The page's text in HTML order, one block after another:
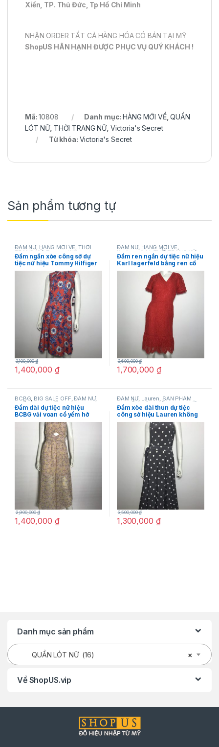
Xiển, TP. Thủ Đức, Tp Hồ Chí Minh
NHẬN ORDER TẤT CẢ HÀNG HÓA CÓ BÁN TẠI MỸ
ShopUS HÂN HẠNH ĐƯỢC PHỤC VỤ QUÝ KHÁCH !
Mã:10808 Danh mục:HÀNG MỚI VỀ,QUẦN
LÓT NỮ, THỜI TRANG NỮ, Victoria's Secret
Từ khóa: Victoria's Secret
Sản phẩm tương tự
ĐẦM NỮ, HÀNG MỚI VỀ,THỜI
TRANG NỮ, Tommy Hilfiger
Đầm ngắn xòe công sở dự
tiệc nữ hiệu Tommy Hilfiger
không tay màu cam họa tiết
hoa lá size 2 chính hãng
1,400,000 ₫
3,100,000₫
ĐẦM NỮ, HÀNG MỚI VỀ,
Karllagerfeld ,THỜI TRANG NỮ
Đầm ren ngắn dự tiệc nữ hiệu
Karl lagerfeld bằng ren cổ
tim tay ngắn màu đỏ size 2
chính hãng
1,700,000 ₫
3,600,000₫
BCBG, BIG SALE OFF,ĐẦM NỮ,
THỜI TRANG NỮ
Đầm dài dự tiệc nữ hiệu
BCBG vải voan cổ yếm hở
lưng in hoa size 4 chính
1,400,000 ₫
2,900,000₫
ĐẦM NỮ, Lauren, SẢN PHẨM
KHUYẾN MÃI,THỜI TRANG NỮ
Đầm xòe dài thun dự tiệc
công sở hiệu Lauren không
tay màu xám chấm bi trắng
thắt nơ eo size 4 chính hãng
1,300,000 ₫
3,500,000₫
Danh mục sản phẩm
×
QUẦN LÓT NỮ (16)
Về ShopUS.vip